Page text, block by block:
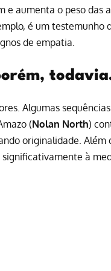
e aumenta o peso das
é um testemunho
de empatia.
Algumas
(Nolan North)
originalidade.
à